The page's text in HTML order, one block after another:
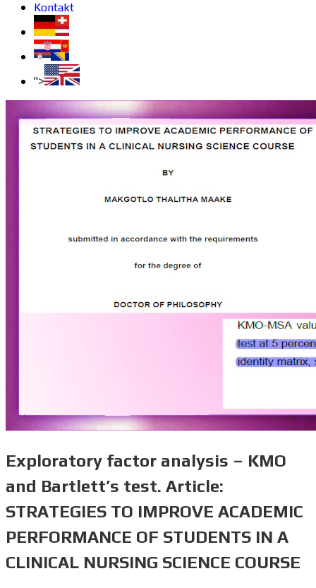
Kontakt
">
Exploratory factor analysis – KMO
and Bartlett’s test. Article:
STRATEGIES TO IMPROVE ACADEMIC
PERFORMANCE OF STUDENTS IN A
CLINICAL NURSING SCIENCE COURSE